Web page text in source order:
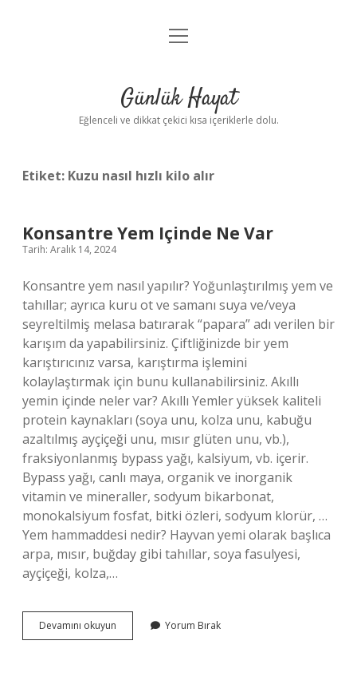
Anasayfa
Yasal Uyarı
menüyü
Günlük Hayat
Eğlenceli ve dikkat çekici kısa içeriklerle dolu.
Etiket: Kuzu nasıl hızlı kilo alır
Konsantre Yem Içinde Ne Var
Tarih: Aralık 14, 2024
Konsantre yem nasıl yapılır? Yoğunlaştırılmış yem ve
tahıllar; ayrıca kuru ot ve samanı suya ve/veya
seyreltilmiş melasa batırarak “papara” adı verilen bir
karışım da yapabilirsiniz. Çiftliğinizde bir yem
karıştırıcınız varsa, karıştırma işlemini
kolaylaştırmak için bunu kullanabilirsiniz. Akıllı
yemin içinde neler var? Akıllı Yemler yüksek kaliteli
protein kaynakları (soya unu, kolza unu, kabuğu
azaltılmış ayçiçeği unu, mısır glüten unu, vb.),
fraksiyonlanmış bypass yağı, kalsiyum, vb. içerir.
Bypass yağı, canlı maya, organik ve inorganik
vitamin ve mineraller, sodyum bikarbonat,
monokalsiyum fosfat, bitki özleri, sodyum klorür, …
Yem hammaddesi nedir? Hayvan yemi olarak başlıca
arpa, mısır, buğday gibi tahıllar, soya fasulyesi,
ayçiçeği, kolza,…
Devamını okuyun Konsantre
Yem
Yorum Bırak